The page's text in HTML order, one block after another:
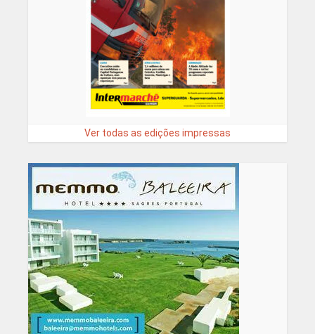
Ver todas as edições impressas